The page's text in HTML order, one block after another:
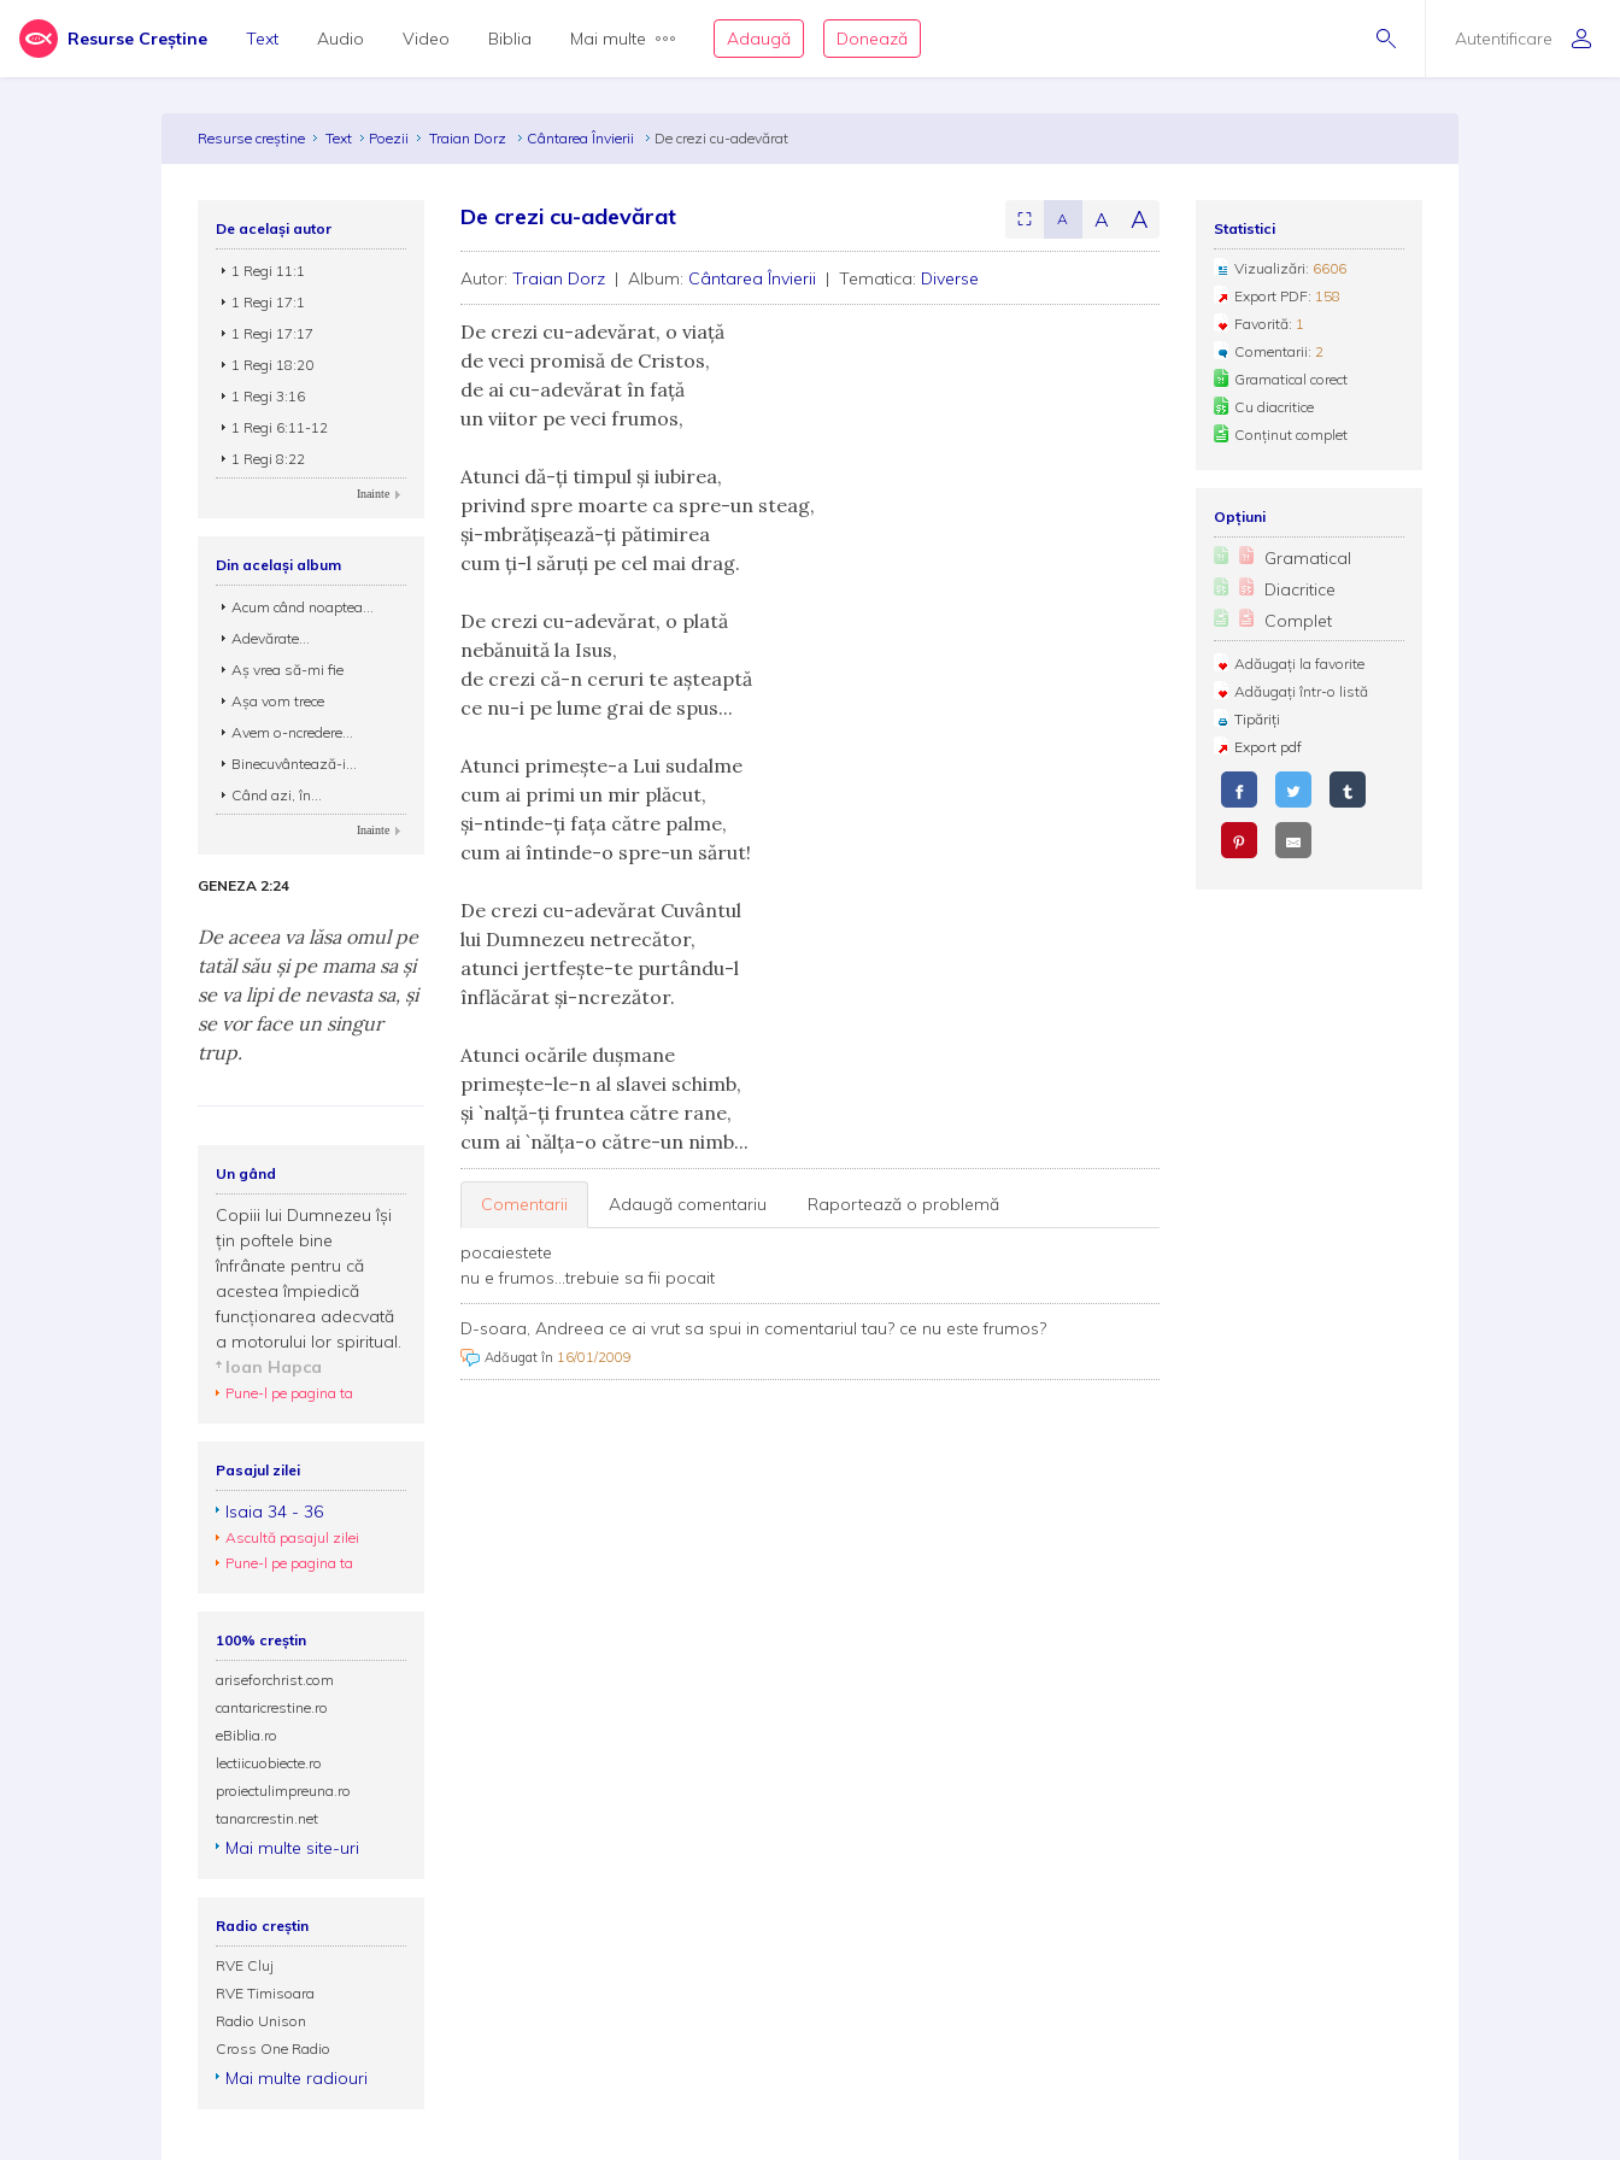
Resurse Creștine Autentificare
Text Audio Video Biblia Mai multe Adaugă Donează
Resurse creștine Text Poezii Traian Dorz Cântarea Învierii De crezi cu-adevărat
De crezi cu-adevărat ⛶ A A A
Autor:Traian Dorz | Album: Cântarea Învierii | Tematica: Diverse
De crezi cu-adevărat, o viaţă
de veci promisă de Cristos,
de ai cu-adevărat în faţă
un viitor pe veci frumos,
Atunci dă-ţi timpul şi iubirea,
privind spre moarte ca spre-un steag,
şi-mbrăţişează-ți pătimirea
cum ţi-l săruţi pe cel mai drag.
De crezi cu-adevărat, o plată
nebănuită la Isus,
de crezi că-n ceruri te aşteaptă
ce nu-i pe lume grai de spus...
Atunci primeşte-a Lui sudalme
cum ai primi un mir plăcut,
şi-ntinde-ți faţa către palme,
cum ai întinde-o spre-un sărut!
De crezi cu-adevărat Cuvântul
lui Dumnezeu netrecător,
atunci jertfeşte-te purtându-l
înflăcărat şi-ncrezător.
Atunci ocările duşmane
primeşte-le-n al slavei schimb,
şi `nalţă-ţi fruntea către rane,
cum ai `nălţa-o către-un nimb...
Comentarii Adaugă comentariu Raportează o problemă
pocaiestete
nu e frumos...trebuie sa fii pocait
D-soara, Andreea ce ai vrut sa spui in comentariul tau? ce nu este frumos?
Adăugat în 16/01/2009
Statistici
Vizualizări: 6606
Export PDF: 158
Favorită: 1
Comentarii: 2
Gramatical corect
Cu diacritice
Conținut complet
Opțiuni
Gramatical
Diacritice
Complet
Adăugați la favorite
Adăugați într-o listă
Tipăriți
Export pdf
De același autor
1 Regi 11:1
1 Regi 17:1
1 Regi 17:17
1 Regi 18:20
1 Regi 3:16
1 Regi 6:11-12
1 Regi 8:22
Inainte
Din același album
Acum când noaptea...
Adevărate...
Aș vrea să-mi fie
Așa vom trece
Avem o-ncredere...
Binecuvântează-i...
Când azi, în...
Inainte
GENEZA 2:24
De aceea va lăsa omul pe
tatăl său şi pe mama sa şi
se va lipi de nevasta sa, şi
se vor face un singur
trup.
Un gând
Copiii lui Dumnezeu își
țin poftele bine
înfrânate pentru că
acestea împiedică
funcționarea adecvată
a motorului lor spiritual.
Ioan Hapca
Pune-l pe pagina ta
Pasajul zilei
Isaia 34 - 36
Ascultă pasajul zilei
Pune-l pe pagina ta
100% creștin
ariseforchrist.com
cantaricrestine.ro
eBiblia.ro
lectiicuobiecte.ro
proiectulimpreuna.ro
tanarcrestin.net
Mai multe site-uri
Radio creștin
RVE Cluj
RVE Timisoara
Radio Unison
Cross One Radio
Mai multe radiouri